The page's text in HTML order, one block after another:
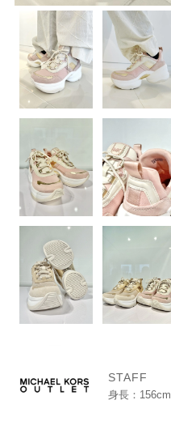
STAFF
身長：156cm